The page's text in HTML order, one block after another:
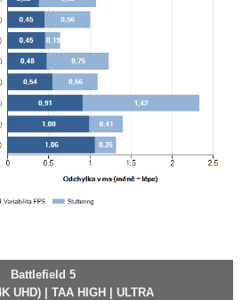
Battlefield 5
UHD) | TAA HIGH | ULTRA